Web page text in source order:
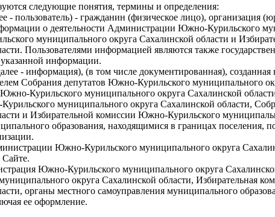
следующие понятия, термины и определения:
- пользователь) - гражданин (физическое лицо), организация
о деятельности Администрации Южно-Курильского
муниципального округа Сахалинской области и
Пользователями информацией являются также
информации.
- информация), (в том числе документированная),
Собрания депутатов Южно-Курильского муниципального
Курильского муниципального округа Сахалинской
муниципального округа Сахалинской области,
и Избирательной комиссии Южно-Курильского
образования, находящимися в границах поселения,
Южно-Курильского муниципального округа
Южно-Курильского муниципального округа
округа Сахалинской области, Избирательная
органы местного самоуправления муниципального
ее оформление.